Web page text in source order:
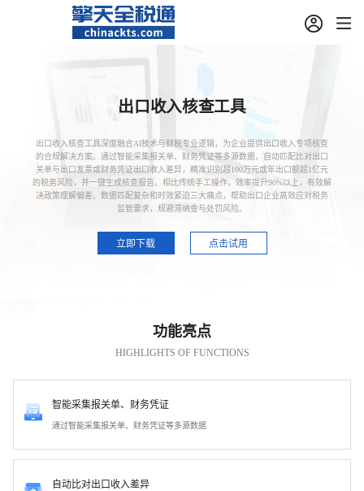
出口收入核查工具
出口收入核查工具深度融合AI技术与财税专业逻辑，为企业提供出口收入专项核查
的合规解决方案。通过智能采集报关单、财务凭证等多源数据，自动匹配比对出口
关单与出口发票或财务凭证出口收入差异，精准识别超100万元或年出口额超1亿元
的税务风险，并一键生成核查报告。相比传统手工操作，效率提升90%以上，有效解
决政策理解偏差、数据匹配复杂和时效紧迫三大痛点，帮助出口企业高效应对税务
监管要求，规避滞纳金与处罚风险。
立即下载 点击试用
功能亮点
HIGHLIGHTS OF FUNCTIONS
智能采集报关单、财务凭证
通过智能采集报关单、财务凭证等多源数据
自动比对出口收入差异